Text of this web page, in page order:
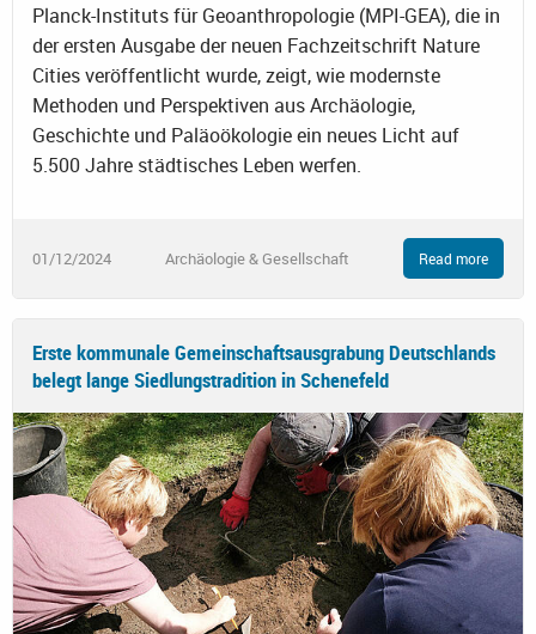
Planck-Instituts für Geoanthropologie (MPI-GEA), die in
der ersten Ausgabe der neuen Fachzeitschrift Nature
Cities veröffentlicht wurde, zeigt, wie modernste
Methoden und Perspektiven aus Archäologie,
Geschichte und Paläoökologie ein neues Licht auf
5.500 Jahre städtisches Leben werfen.
01/12/2024 Archäologie & Gesellschaft Read more
Erste kommunale Gemeinschaftsausgrabung Deutschlands
belegt lange Siedlungstradition in Schenefeld